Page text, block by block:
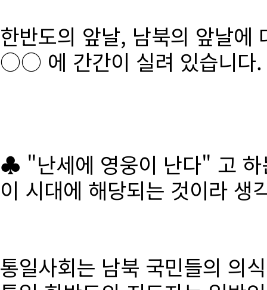
한반도의 앞날, 남북의 앞날에
○○ 에 간간이 실려 있습니다.
♣ "난세에 영웅이 난다" 고 하
이 시대에 해당되는 것이라 생
통일사회는 남북 국민들의 의